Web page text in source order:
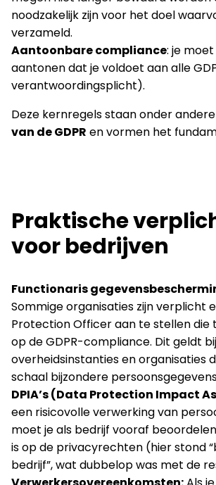
noodzakelijk zijn voor het doel
verzameld.
Aantoonbare compliance: je
aantonen dat je voldoet aan alle
verantwoordingsplicht).
Deze kernregels staan onder
van de GDPR en vormen het
Praktische
voor bedrijven
Functionaris
Sommige organisaties zijn verplicht
Protection Officer aan te stellen die
op de GDPR-compliance. Dit geldt
overheidsinstanties en organisaties
schaal bijzondere
DPIA’s (Data Protection Impact
een risicovolle verwerking van
moet je als bedrijf vooraf
is op de privacyrechten (hier stond
bedrijf”, wat dubbelop was met de